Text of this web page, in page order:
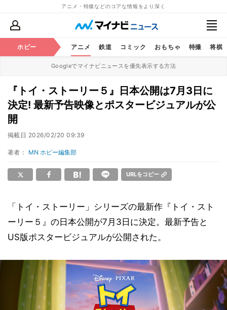
アニメ・特撮などのコアな情報をより深く
ホビー アニメ 鉄道 コミック おもちゃ 特撮 将棋
Googleでマイナビニュースを優先表示する方法
『トイ・ストーリー５』日本公開は7月3日に
決定! 最新予告映像とポスタービジュアルが公
開
掲載日 2026/02/20 09:39
著者： MN ホビー編集部
URLをコピー
「トイ・ストーリー」シリーズの最新作『トイ・スト
ーリー５』の日本公開が7月3日に決定。最新予告と
US版ポスタービジュアルが公開された。